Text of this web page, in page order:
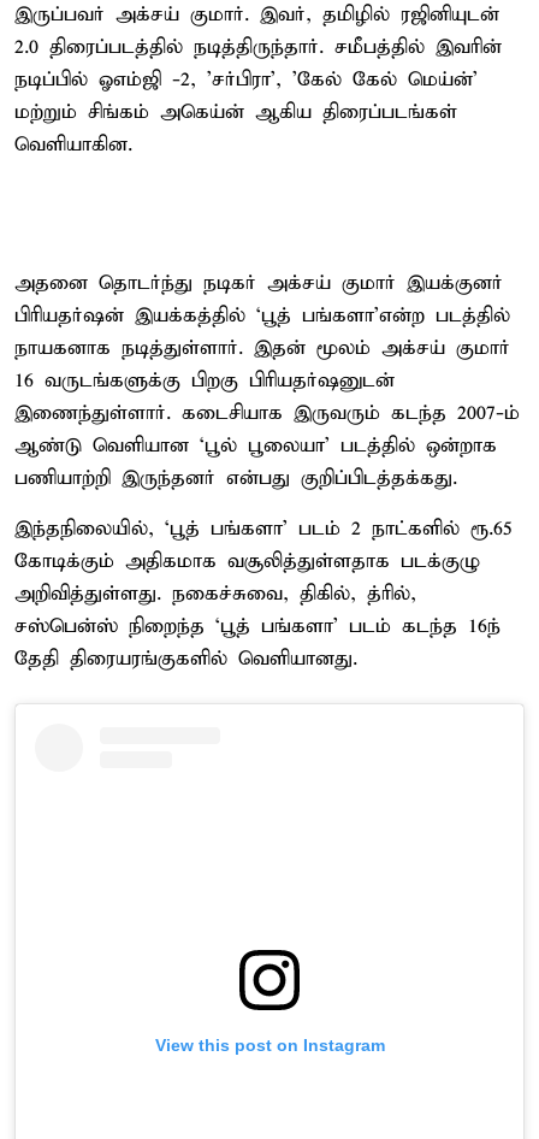
இருப்பவர் அக்சய் குமார். இவர், தமிழில் ரஜினியுடன்
2.0 திரைப்படத்தில் நடித்திருந்தார். சமீபத்தில் இவரின்
நடிப்பில் ஓஎம்ஜி -2, 'சர்பிரா', 'கேல் கேல் மெய்ன்'
மற்றும் சிங்கம் அகெய்ன் ஆகிய திரைப்படங்கள்
வெளியாகின.
அதனை தொடர்ந்து நடிகர் அக்சய் குமார் இயக்குனர்
பிரியதர்ஷன் இயக்கத்தில் ‘பூத் பங்களா’என்ற படத்தில்
நாயகனாக நடித்துள்ளார். இதன் மூலம் அக்சய் குமார்
16 வருடங்களுக்கு பிறகு பிரியதர்ஷனுடன்
இணைந்துள்ளார். கடைசியாக இருவரும் கடந்த 2007-ம்
ஆண்டு வெளியான ‘பூல் பூலையா’ படத்தில் ஒன்றாக
பணியாற்றி இருந்தனர் என்பது குறிப்பிடத்தக்கது.
இந்தநிலையில், ‘பூத் பங்களா’ படம் 2 நாட்களில் ரூ.65
கோடிக்கும் அதிகமாக வசூலித்துள்ளதாக படக்குழு
அறிவித்துள்ளது. நகைச்சுவை, திகில், த்ரில்,
சஸ்பென்ஸ் நிறைந்த ‘பூத் பங்களா’ படம் கடந்த 16ந்
தேதி திரையரங்குகளில் வெளியானது.
View this post on Instagram